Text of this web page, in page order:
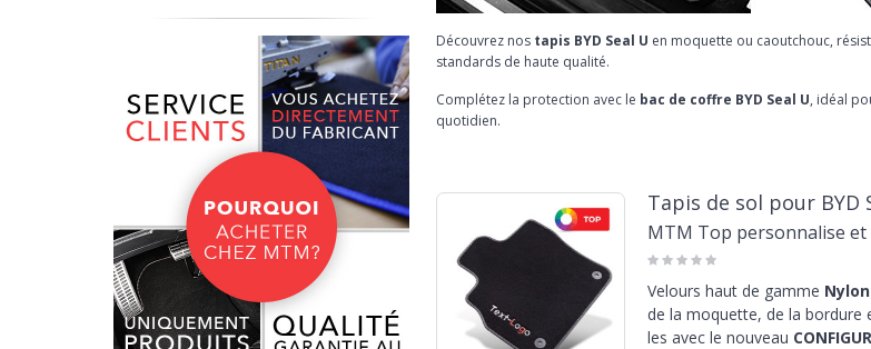
Découvrez nos tapis BYD Seal U en moquette ou caoutchouc,
standards de haute qualité.
Complétez la protection avec le bac de coffre BYD Seal U, idéal
quotidien.
Tapis de sol pour BYD
MTM Top personnalise
Velours haut de gamme
de la moquette, de la bordure
les avec le nouveau